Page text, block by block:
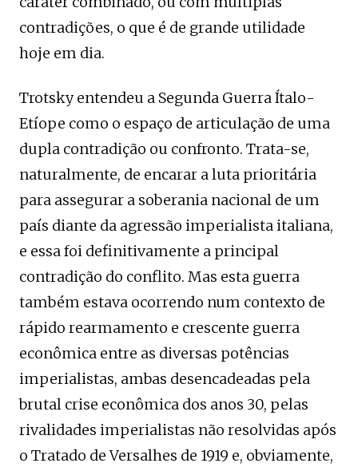
contradições, o que é de grande utilidade
hoje em dia.
Trotsky entendeu a Segunda Guerra Ítalo-
Etíope como o espaço de articulação de uma
dupla contradição ou confronto. Trata-se,
naturalmente, de encarar a luta prioritária
para assegurar a soberania nacional de um
país diante da agressão imperialista italiana,
e essa foi definitivamente a principal
contradição do conflito. Mas esta guerra
também estava ocorrendo num contexto de
rápido rearmamento e crescente guerra
econômica entre as diversas potências
imperialistas, ambas desencadeadas pela
brutal crise econômica dos anos 30, pelas
rivalidades imperialistas não resolvidas após
o Tratado de Versalhes de 1919 e, obviamente,